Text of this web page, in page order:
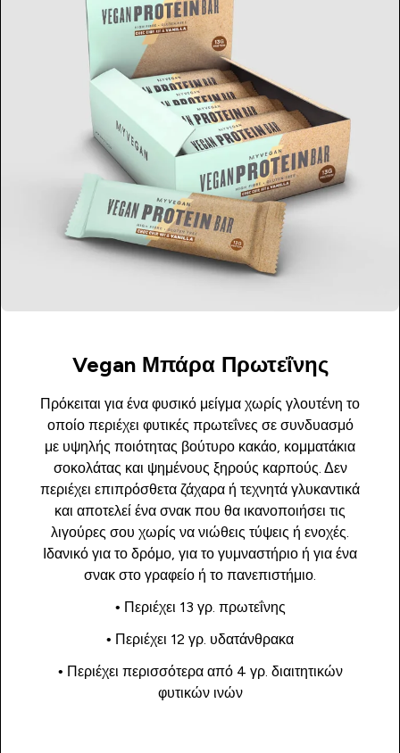
Vegan Μπάρα Πρωτεΐνης
Πρόκειται για ένα φυσικό μείγμα χωρίς γλουτένη το
οποίο περιέχει φυτικές πρωτεΐνες σε συνδυασμό
με υψηλής ποιότητας βούτυρο κακάο, κομματάκια
σοκολάτας και ψημένους ξηρούς καρπούς. Δεν
περιέχει επιπρόσθετα ζάχαρα ή τεχνητά γλυκαντικά
και αποτελεί ένα σνακ που θα ικανοποιήσει τις
λιγούρες σου χωρίς να νιώθεις τύψεις ή ενοχές.
Ιδανικό για το δρόμο, για το γυμναστήριο ή για ένα
σνακ στο γραφείο ή το πανεπιστήμιο.
• Περιέχει 13 γρ. πρωτεΐνης
• Περιέχει 12 γρ. υδατάνθρακα
• Περιέχει περισσότερα από 4 γρ. διαιτητικών
φυτικών ινών